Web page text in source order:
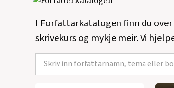
I Forfattarkatalogen finn du
skrivekurs og mykje meir. Vi